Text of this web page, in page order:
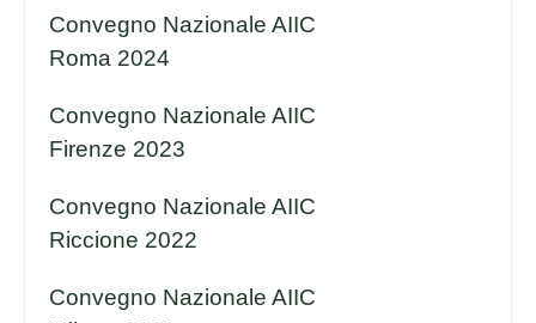
Convegno Nazionale AIIC
Roma 2024
Convegno Nazionale AIIC
Firenze 2023
Convegno Nazionale AIIC
Riccione 2022
Convegno Nazionale AIIC